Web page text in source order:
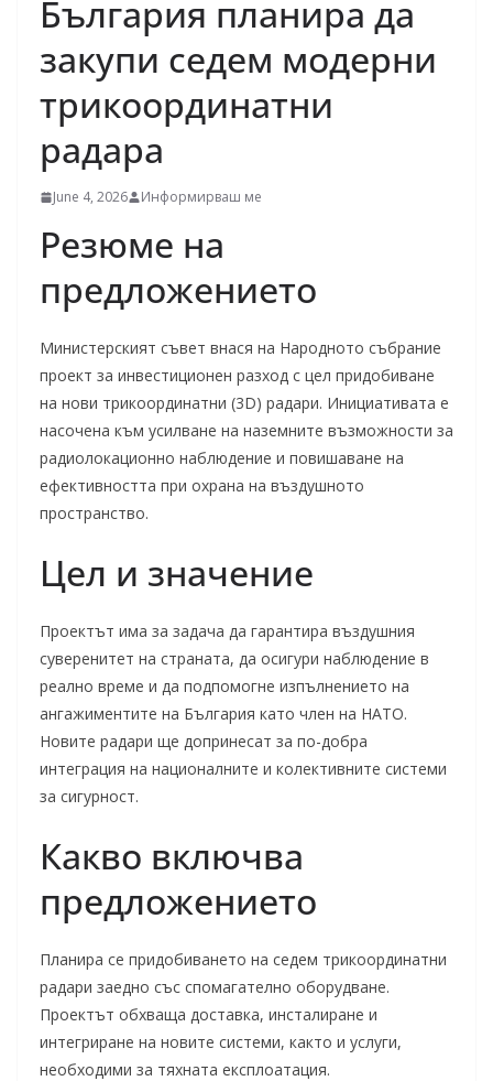
България планира да
закупи седем модерни
трикоординатни
радара
June 4, 2026 Информирваш ме
Резюме на
предложението
Министерският съвет внася на Народното събрание
проект за инвестиционен разход с цел придобиване
на нови трикоординатни (3D) радари. Инициативата е
насочена към усилване на наземните възможности за
радиолокационно наблюдение и повишаване на
ефективността при охрана на въздушното
пространство.
Цел и значение
Проектът има за задача да гарантира въздушния
суверенитет на страната, да осигури наблюдение в
реално време и да подпомогне изпълнението на
ангажиментите на България като член на НАТО.
Новите радари ще допринесат за по-добра
интеграция на националните и колективните системи
за сигурност.
Какво включва
предложението
Планира се придобиването на седем трикоординатни
радари заедно със спомагателно оборудване.
Проектът обхваща доставка, инсталиране и
интегриране на новите системи, както и услуги,
необходими за тяхната експлоатация.